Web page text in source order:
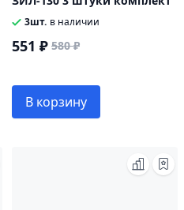
3шт. в наличии
551 ₽ 580 ₽
В корзину